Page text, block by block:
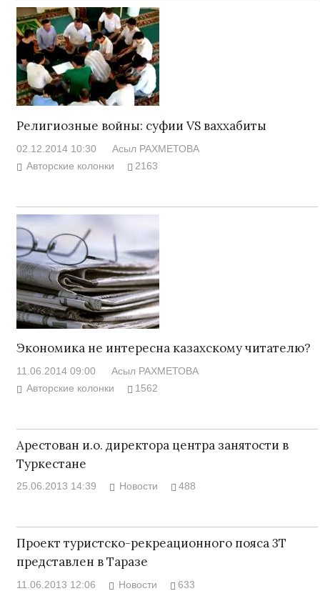
Религиозные войны: суфии VS ваххабиты
02.12.2014 10:30
Асыл РАХМЕТОВА
Авторские колонки
2163
Экономика не интересна казахскому читателю?
11.06.2014 09:00
Асыл РАХМЕТОВА
Авторские колонки
1562
Арестован и.о. директора центра занятости в
Туркестане
25.06.2013 14:39 Новости 488
Проект туристско-рекреационного пояса 3Т
представлен в Таразе
11.06.2013 12:06 Новости 633